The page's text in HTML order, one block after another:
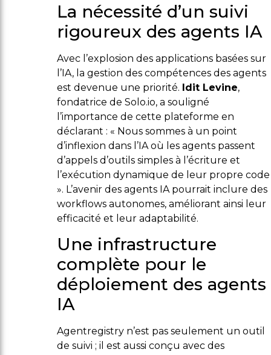
La nécessité d’un suivi
rigoureux des agents IA
Avec l’explosion des applications basées sur
l’IA, la gestion des compétences des agents
est devenue une priorité. Idit Levine,
fondatrice de Solo.io, a souligné
l’importance de cette plateforme en
déclarant : « Nous sommes à un point
d’inflexion dans l’IA où les agents passent
d’appels d’outils simples à l’écriture et
l’exécution dynamique de leur propre code
». L’avenir des agents IA pourrait inclure des
workflows autonomes, améliorant ainsi leur
efficacité et leur adaptabilité.
Une infrastructure
complète pour le
déploiement des agents
IA
Agentregistry n’est pas seulement un outil
de suivi ; il est aussi conçu avec des